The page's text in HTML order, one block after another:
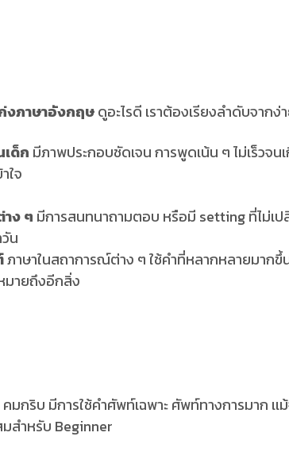
งภาษาอังกฤษดูอะไรดี เราต้องเรียงลำดับจากง่
เด็ก มีภาพประกอบชัดเจน การพูดเน้น ๆ ไม่เร็วจน
ใจ
าง ๆ มีการสนทนาถามตอบ หรือมี setting ที่ไม่เป
น
ภาษาในสถาการณ์ต่าง ๆ ใช้คำที่หลากหลายมากขึ้
มายถึงอีกสิ่ง
มกริบ มีการใช้คำศัพท์เฉพาะ ศัพท์ทางการมาก เเ
มสำหรับ Beginner